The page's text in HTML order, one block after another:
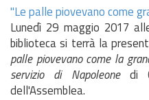
"Le palle piovevano come
Lunedì 29 maggio 2017
biblioteca si terrà la
palle piovevano come la
servizio di Napoleonedi
dell'Assemblea.